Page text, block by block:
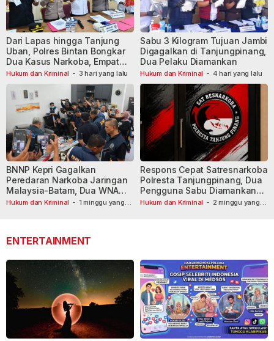
Hukum dan Kriminal - 3 hari yang lalu
Dari Lapas hingga Tanjung
Uban, Polres Bintan Bongkar
Dua Kasus Narkoba, Empat
Tersangka Dibekuk
Hukum dan Kriminal - 4 hari yang lalu
Sabu 3 Kilogram Tujuan Jambi
Digagalkan di Tanjungpinang,
Dua Pelaku Diamankan
Hukum dan Kriminal - 1 minggu yang
BNNP Kepri Gagalkan
Peredaran Narkoba Jaringan
Malaysia-Batam, Dua WNA
Masih Diburu
Hukum dan Kriminal - 2 minggu yang
Respons Cepat Satresnarkoba
Polresta Tanjungpinang, Dua
Pengguna Sabu Diamankan
Usai Dilaporkan ke Call Center
ENTERTAINMENT